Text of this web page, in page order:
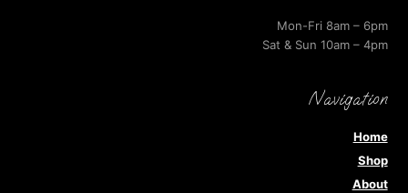
Mon-Fri 8am – 6pm
Sat & Sun 10am – 4pm
Navigation
Home
Shop
About